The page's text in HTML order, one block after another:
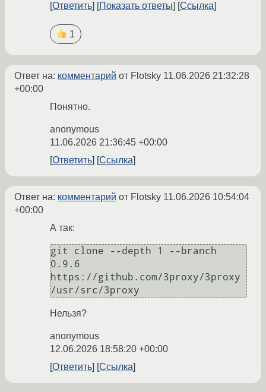
Ответить Показать ответы Ссылка
1
Ответ на: комментарий от Flotsky 11.06.2026 21:32:28
+00:00
Понятно.
anonymous
11.06.2026 21:36:45 +00:00
Ответить
Ссылка
Ответ на: комментарий от Flotsky 11.06.2026 10:54:04
+00:00
А так:
git clone --depth 1 --branch
0.9.6
https://github.com/3proxy/3proxy
Нельзя?
anonymous
12.06.2026 18:58:20 +00:00
Ответить
Ссылка